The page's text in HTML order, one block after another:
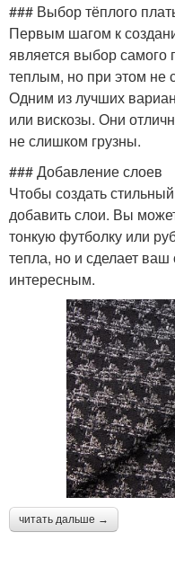
### Выбор тёплого
Первым шагом к
является выбор
теплым, но при этом
Одним из лучших
или вискозы. Они
не слишком грузны.
### Добавление слоев
Чтобы создать
добавить слои. Вы
тонкую футболку или
тепла, но и сделает
интересным.
читать дальше →